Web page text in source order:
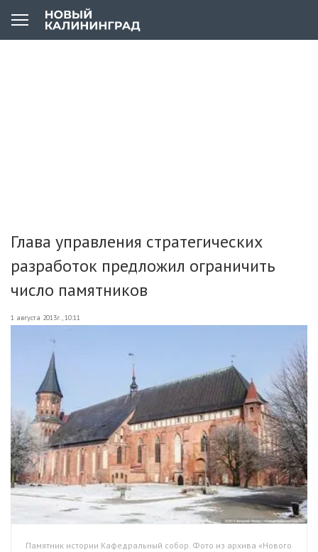
Глава управления стратегических
разработок предложил ограничить
число памятников
1 августа 2013г., 10:11
Памятник истории Кафедральный собор. Фото из архива «Нового